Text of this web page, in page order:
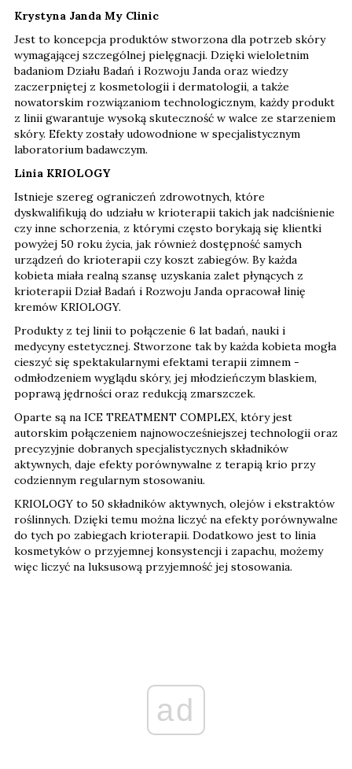
Krystyna Janda My Clinic
Jest to koncepcja produktów stworzona dla potrzeb skóry
wymagającej szczególnej pielęgnacji. Dzięki wieloletnim
badaniom Działu Badań i Rozwoju Janda oraz wiedzy
zaczerpniętej z kosmetologii i dermatologii, a także
nowatorskim rozwiązaniom technologicznym, każdy produkt
z linii gwarantuje wysoką skuteczność w walce ze starzeniem
skóry. Efekty zostały udowodnione w specjalistycznym
laboratorium badawczym.
Linia KRIOLOGY
Istnieje szereg ograniczeń zdrowotnych, które
dyskwalifikują do udziału w krioterapii takich jak nadciśnienie
czy inne schorzenia, z którymi często borykają się klientki
powyżej 50 roku życia, jak również dostępność samych
urządzeń do krioterapii czy koszt zabiegów. By każda
kobieta miała realną szansę uzyskania zalet płynących z
krioterapii Dział Badań i Rozwoju Janda opracował linię
kremów KRIOLOGY.
Produkty z tej linii to połączenie 6 lat badań, nauki i
medycyny estetycznej. Stworzone tak by każda kobieta mogła
cieszyć się spektakularnymi efektami terapii zimnem -
odmłodzeniem wyglądu skóry, jej młodzieńczym blaskiem,
poprawą jędrności oraz redukcją zmarszczek.
Oparte są na ICE TREATMENT COMPLEX, który jest
autorskim połączeniem najnowocześniejszej technologii oraz
precyzyjnie dobranych specjalistycznych składników
aktywnych, daje efekty porównywalne z terapią krio przy
codziennym regularnym stosowaniu.
KRIOLOGY to 50 składników aktywnych, olejów i ekstraktów
roślinnych. Dzięki temu można liczyć na efekty porównywalne
do tych po zabiegach krioterapii. Dodatkowo jest to linia
kosmetyków o przyjemnej konsystencji i zapachu, możemy
więc liczyć na luksusową przyjemność jej stosowania.
ad